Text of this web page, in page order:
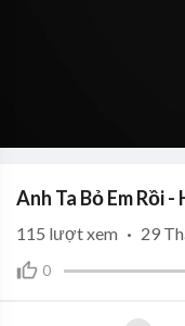
Anh Ta Bỏ Em Rồi
0
115 lượt xem · 29